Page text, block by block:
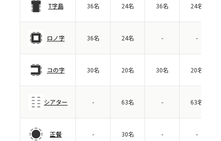
T字島 36名 24名 36名 24名
ロノ字 36名 24名 - -
コの字 30名 20名 30名 20名
シアター - 63名 - 63名
正餐 - 30名 - -